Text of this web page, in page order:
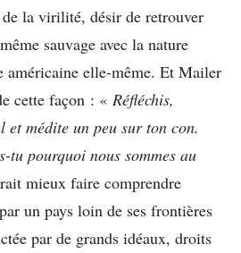
de la virilité, désir de retrouver
sauvage avec la nature
américaine elle-même. Et Mailer
cette façon : « Réfléchis,
et médite un peu sur ton con.
tu pourquoi nous sommes au
mieux faire comprendre
un pays loin de ses frontières
par de grands idéaux, droits